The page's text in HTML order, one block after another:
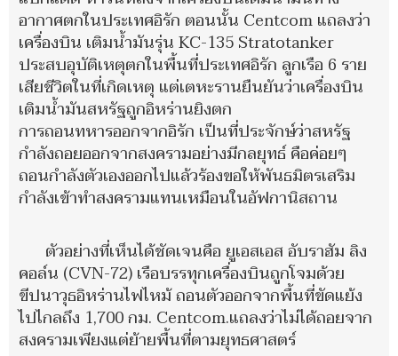
อากาศตกในประเทศอิรัก ตอนนั้น Centcom แถลงว่า
เครื่องบิน เติมน้ำมันรุ่น KC-135 Stratotanker
ประสบอุบัติเหตุตกในพื้นที่ประเทศอิรัก ลูกเรือ 6 ราย
เสียชีวิตในที่เกิดเหตุ แต่เตหะรานยืนยันว่าเครื่องบิน
เติมน้ำมันสหรัฐถูกอิหร่านยิงตก
การถอนทหารออกจากอิรัก เป็นที่ประจักษ์ว่าสหรัฐ
กำลังถอยออกจากสงครามอย่างมีกลยุทธ์ คือค่อยๆ
ถอนกำลังตัวเองออกไปแล้วร้องขอให้พันธมิตรเสริม
กำลังเข้าทำสงครามแทนเหมือนในอัฟกานิสถาน
ตัวอย่างที่เห็นได้ชัดเจนคือ ยูเอสเอส อับราฮัม ลิง
คอล์น (CVN-72) เรือบรรทุกเครื่องบินถูกโจมด้วย
ขีปนาวุธอิหร่านไฟไหม้ ถอนตัวออกจากพื้นที่ขัดแย้ง
ไปไกลถึง 1,700 กม. Centcom.แถลงว่าไม่ได้ถอยจาก
สงครามเพียงแต่ย้ายพื้นที่ตามยุทธศาสตร์